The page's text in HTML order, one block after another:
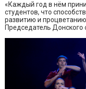
«Каждый год в нём
студентов, что
развитию и
Председатель